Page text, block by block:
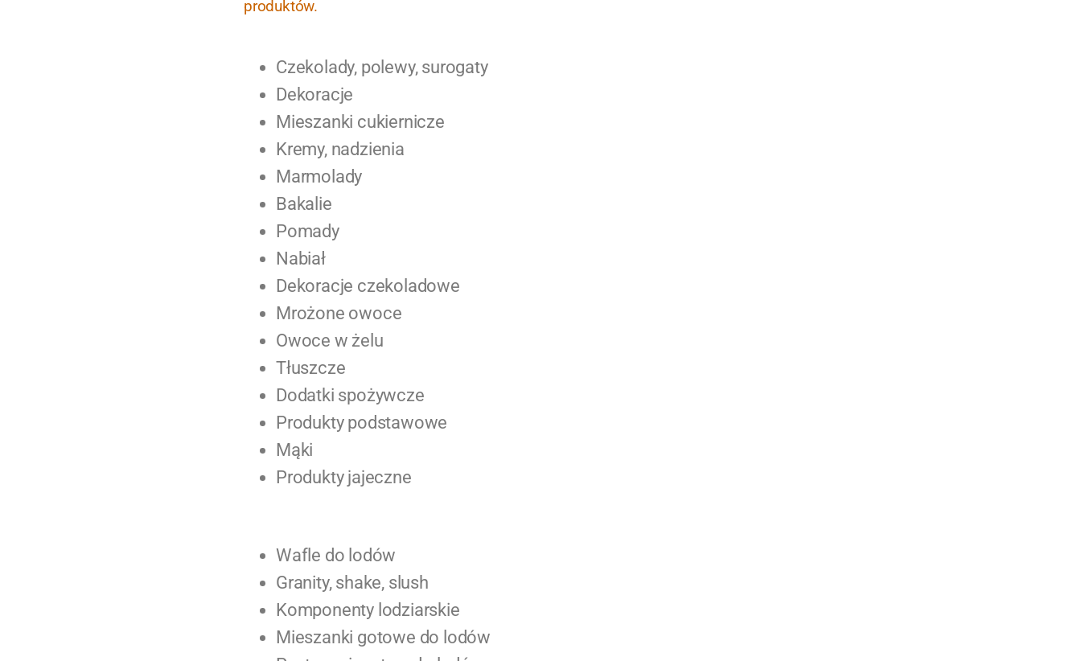
produktów.
Czekolady, polewy, surogaty
Dekoracje
Mieszanki cukiernicze
Kremy, nadzienia
Marmolady
Bakalie
Pomady
Nabiał
Dekoracje czekoladowe
Mrożone owoce
Owoce w żelu
Tłuszcze
Dodatki spożywcze
Produkty podstawowe
Mąki
Produkty jajeczne
Wafle do lodów
Granity, shake, slush
Komponenty lodziarskie
Mieszanki gotowe do lodów